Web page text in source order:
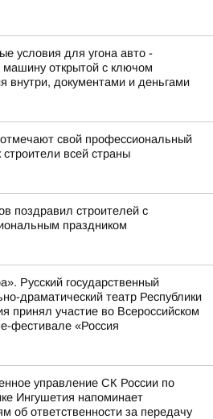
условия для угона авто -
машину открытой с ключом
внутри, документами и деньгами
свой профессиональный
строители всей страны
поздравил строителей с
праздником
Русский государственный
драматический театр Республики
принял участие во Всероссийском
фестивале «Россия
управление СК России по
Ингушетия напоминает
об ответственности за передачу